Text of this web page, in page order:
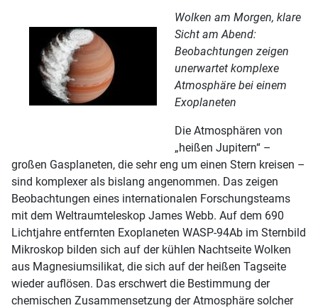
Wolken am Morgen, klare
Sicht am Abend:
Beobachtungen zeigen
unerwartet komplexe
Atmosphäre bei einem
Exoplaneten
Die Atmosphären von
„heißen Jupitern“ –
großen Gasplaneten, die sehr eng um einen Stern kreisen –
sind komplexer als bislang angenommen. Das zeigen
Beobachtungen eines internationalen Forschungsteams
mit dem Weltraumteleskop James Webb. Auf dem 690
Lichtjahre entfernten Exoplaneten WASP-94Ab im Sternbild
Mikroskop bilden sich auf der kühlen Nachtseite Wolken
aus Magnesiumsilikat, die sich auf der heißen Tagseite
wieder auflösen. Das erschwert die Bestimmung der
chemischen Zusammensetzung der Atmosphäre solcher